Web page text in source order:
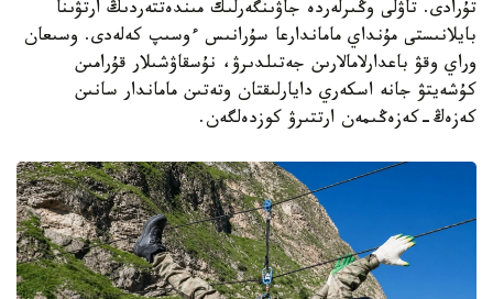
تۇرادى. تاۋلى وڭىرلەردە جاۋىنگەرلىك مىندەتتەردىڭ ارتۋىنا
بايلانىستى مۇنداي ماماندارعا سۇرانىس ءوسىپ كەلەدى. وسىعان
وراي وقۋ باعدارلامالارىن جەتىلدىرۋ، نۇسقاۋشىلار قۇرامىن
كۇشەيتۋ جانە اسكەري دايارلىقتان وتەتىن ماماندار سانىن
كەزەڭ-كەزەڭىمەن ارتتىرۋ كوزدەلگەن.